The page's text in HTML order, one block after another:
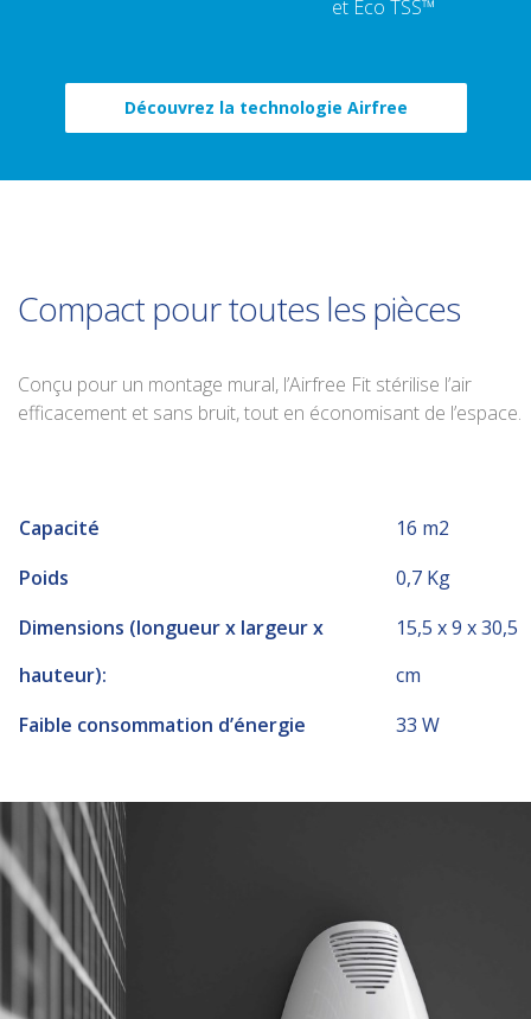
et Eco TSS™
Découvrez la technologie Airfree
Compact pour toutes les pièces
Conçu pour un montage mural, l’Airfree Fit stérilise l’air
efficacement et sans bruit, tout en économisant de l’espace.
Capacité
16 m2
Poids
0,7 Kg
Dimensions (longueur x largeur x
hauteur):
15,5 x 9 x 30,5
cm
Faible consommation d’énergie
33 W